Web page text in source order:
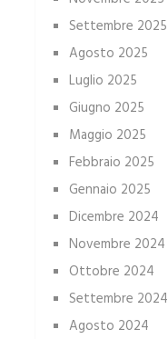
Settembre 2025
Agosto 2025
Luglio 2025
Giugno 2025
Maggio 2025
Febbraio 2025
Gennaio 2025
Dicembre 2024
Novembre 2024
Ottobre 2024
Settembre 2024
Agosto 2024